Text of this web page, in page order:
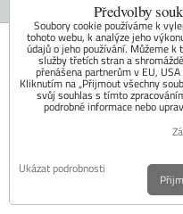
Předvolby soukromí Zásady
Vytvořeno systémem:
Předvolby
Soubory cookie používáme k
tohoto webu, k analýze jeho
údajů o jeho používání. Můžeme k
služby třetích stran a
přenášena partnerům v EU,
Kliknutím na „Přijmout všechny
svůj souhlas s tímto
podrobné informace nebo
Ukázat podrobnosti